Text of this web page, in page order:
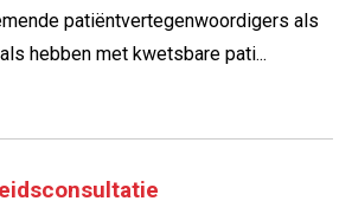
patiëntvertegenwoordigers als
hebben met kwetsbare pati...